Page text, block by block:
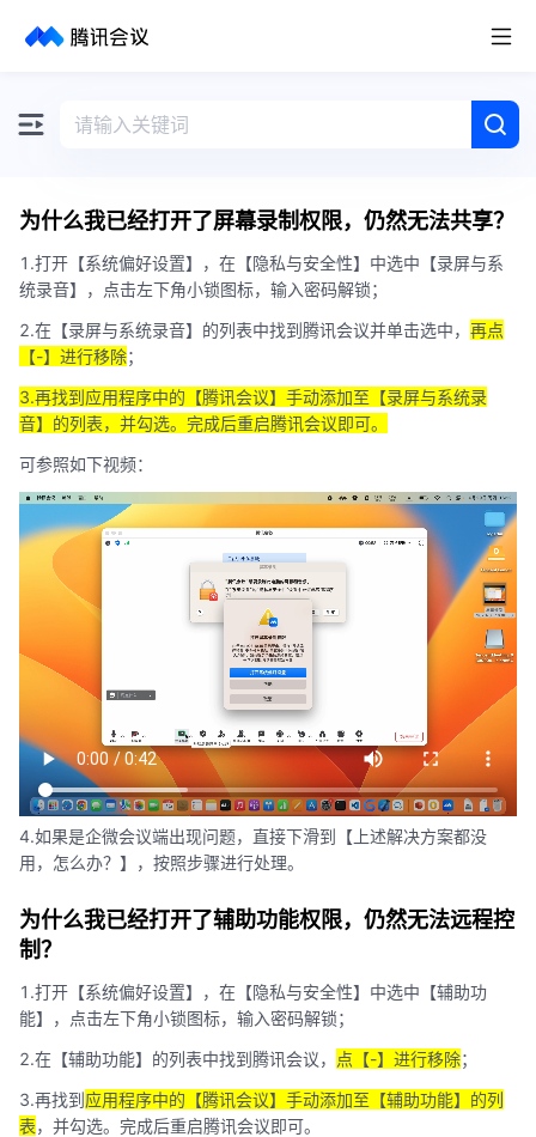
取消
为什么我已经打开了屏幕录制权限，仍然无法共享？
1.打开【系统偏好设置】，在【隐私与安全性】中选中【录屏与系
统录音】，点击左下角小锁图标，输入密码解锁；
2.在【录屏与系统录音】的列表中找到腾讯会议并单击选中， 再点
【-】进行移除；
3.再找到应用程序中的【腾讯会议】手动添加至【录屏与系统录
音】的列表，并勾选。完成后重启腾讯会议即可。
可参照如下视频：
4.如果是企微会议端出现问题，直接下滑到【上述解决方案都没
用，怎么办？】，按照步骤进行处理。
为什么我已经打开了辅助功能权限，仍然无法远程控
制？
1.打开【系统偏好设置】，在【隐私与安全性】中选中【辅助功
能】，点击左下角小锁图标，输入密码解锁；
2.在【辅助功能】的列表中找到腾讯会议，
点【-】进行移除；
3.再找到应用程序中的【腾讯会议】手动添加至【辅助功能】的列
表，并勾选。完成后重启腾讯会议即可。